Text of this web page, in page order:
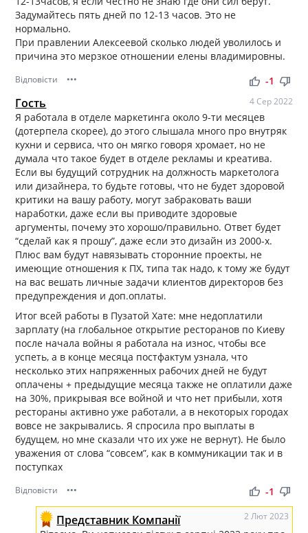
Задумайтесь пять дней по 12-13 часов. Это не
нормально.
При правлении Алексеевой сколько людей уволилось и
причина это мерзкое отношении елены владимировны.
Відповісти ••• thumb_up thumb_down
-1
Гость 4 Сер 2022
Я работала в отделе маркетинга около 9-ти месяцев
(дотерпела скорее), до этого слышала много про внутряк
кухни и сервиса, что он мягко говоря хромает, но не
думала что такое будет в отделе рекламы и креатива.
Если вы будущий сотрудник на должность маркетолога
или дизайнера, то будьте готовы, что не будет здоровой
критики на вашу работу, могут забраковать ваши
наработки, даже если вы приводите здоровые
аргументы, почему это хорошо/правильно. Ответ будет
“сделай как я прошу”, даже если это дизайн из 2000-х.
Плюс вам будут навязывать сторонние проекты, не
имеющие отношения к ПХ, типа так надо, к тому же будут
на вас вешать личные задачи клиентов директоров без
предупреждения и доп.оплаты.
Итог всей работы в Пузатой Хате: мне недоплатили
зарплату (на глобальное открытие ресторанов по Киеву
после начала войны я работала на износ, чтобы все
успеть, а в конце месяца постфактум узнала, что
несколько этих напряженных рабочих дней не будут
оплачены + предыдущие месяца также не оплатили даже
на 30%, прикрывая все войной и что нет прибыли, хотя
рестораны активно уже работали, а в некоторых городах
вовсе не закрывались. Я спросила про выплаты в
будущем, но мне сказали что их уже не вернут). Не было
уважения от слова “совсем”, как в коммуникации так и в
поступках
Відповісти ••• thumb_up thumb_down
-1
Представник Компанії 2 Лют 2023